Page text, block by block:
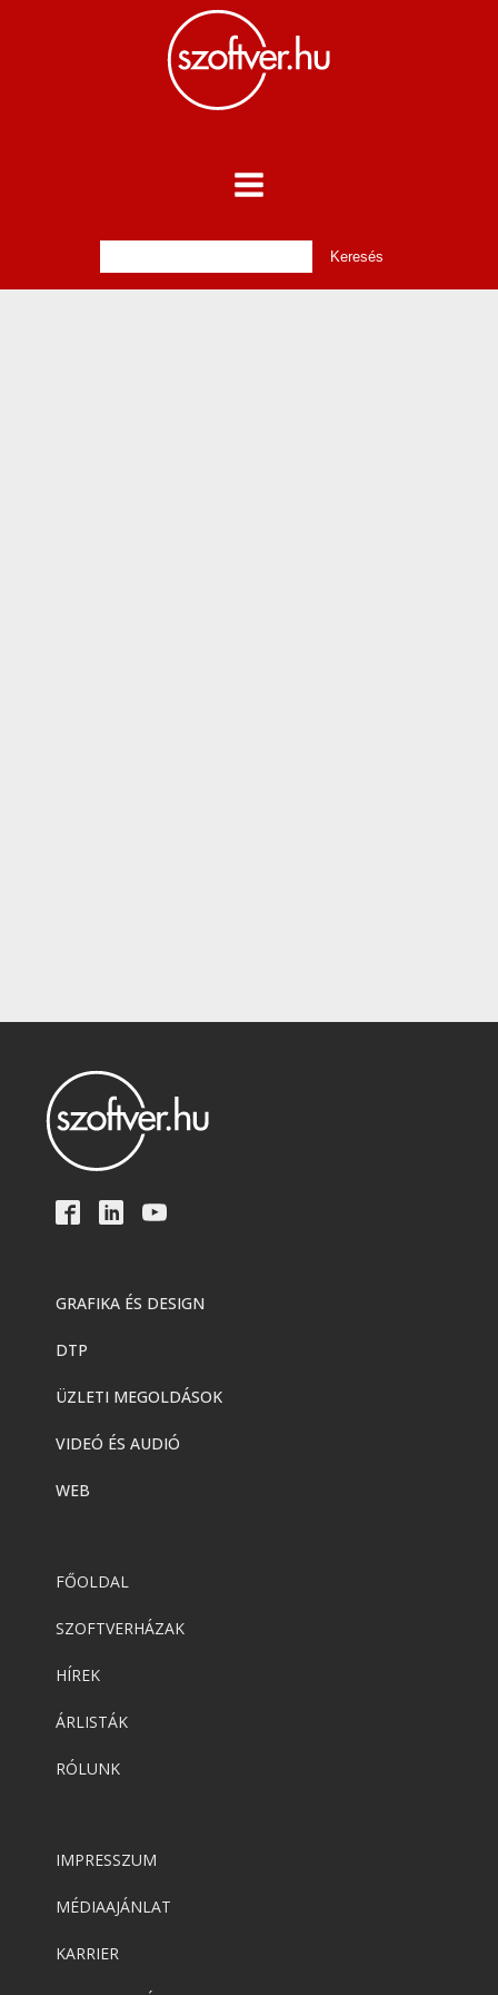
GRAFIKA ÉS DESIGN
DTP
ÜZLETI MEGOLDÁSOK
VIDEÓ ÉS AUDIÓ
WEB
FŐOLDAL
SZOFTVERHÁZAK
HÍREK
ÁRLISTÁK
RÓLUNK
IMPRESSZUM
MÉDIAAJÁNLAT
KARRIER